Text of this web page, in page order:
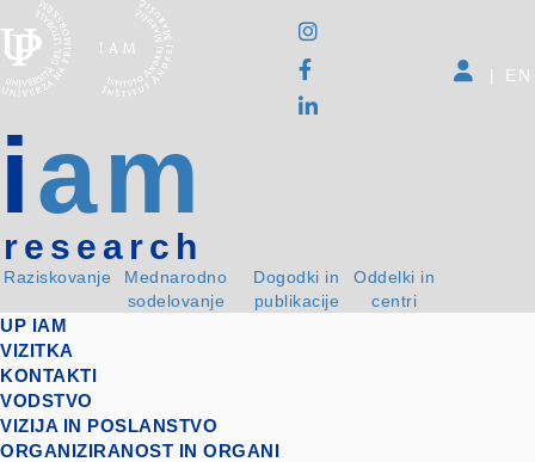
iam
research
Raziskovanje
Mednarodno
sodelovanje
Dogodki in
publikacije
Oddelki in
centri
| EN
UP IAM
VIZITKA
KONTAKTI
VODSTVO
VIZIJA IN POSLANSTVO
ORGANIZIRANOST IN ORGANI